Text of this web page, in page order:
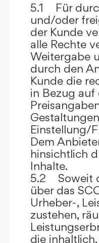
5.1 Für
und/oder
der Kunde
alle Rechte
Weitergabe
durch den
Kunde die
in Bezug auf
Einstellung/
Dem
hinsichtlich
Inhalte.
5.2 Soweit
über das
Urheber-,
zustehen,
die